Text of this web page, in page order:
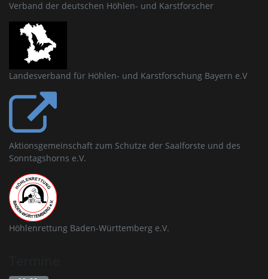
Verband der deutschen Höhlen- und Karstforscher
Landesverband für Höhlen- und Karstforschung Bayern e.V
Aktionsgemeinschaft zum Schutze der Saalforste und des
Sonntagshorns e.V.
Höhlenrettung Baden-Württemberg e.V.